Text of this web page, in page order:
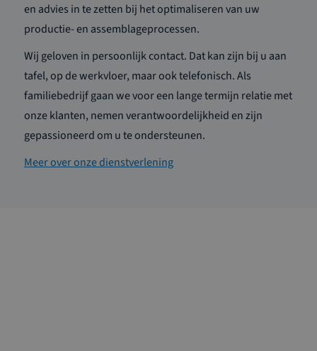
en advies in te zetten bij het optimaliseren van uw
productie- en assemblageprocessen.
Wij geloven in persoonlijk contact. Dat kan zijn bij u aan
tafel, op de werkvloer, maar ook telefonisch. Als
familiebedrijf gaan we voor een lange termijn relatie met
onze klanten, nemen verantwoordelijkheid en zijn
gepassioneerd om u te ondersteunen.
Meer over onze dienstverlening